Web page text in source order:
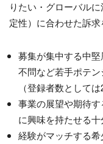
りたい・グローバル
定性）に合わせた訴求
募集が集中する中
不問など若手ポテン
（登録者数として
事業の展望や期待
に興味を持たせる十
経験がマッチする